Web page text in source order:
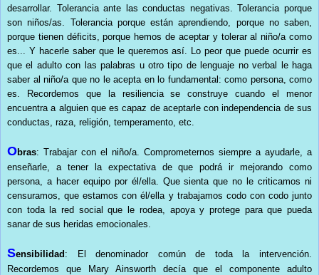
desarrollar. Tolerancia ante las conductas negativas. Tolerancia porque
son niños/as. Tolerancia porque están aprendiendo, porque no saben,
porque tienen déficits, porque hemos de aceptar y tolerar al niño/a como
es... Y hacerle saber que le queremos así. Lo peor que puede ocurrir es
que el adulto con las palabras u otro tipo de lenguaje no verbal le haga
saber al niño/a que no le acepta en lo fundamental: como persona, como
es. Recordemos que la resiliencia se construye cuando el menor
encuentra a alguien que es capaz de aceptarle con independencia de sus
conductas, raza, religión, temperamento, etc.
Obras: Trabajar con el niño/a. Comprometernos siempre a ayudarle, a
enseñarle, a tener la expectativa de que podrá ir mejorando como
persona, a hacer equipo por él/ella. Que sienta que no le criticamos ni
censuramos, que estamos con él/ella y trabajamos codo con codo junto
con toda la red social que le rodea, apoya y protege para que pueda
sanar de sus heridas emocionales.
Sensibilidad : El denominador común de toda la intervención.
Recordemos que Mary Ainsworth decía que el componente adulto